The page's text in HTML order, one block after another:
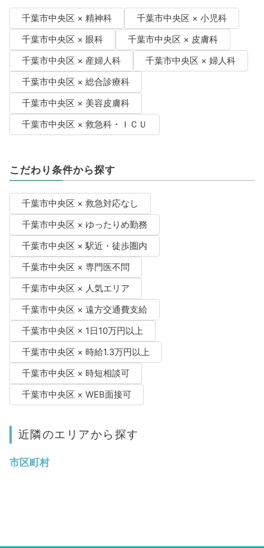
千葉市中央区 × 精神科
千葉市中央区 × 小児科
千葉市中央区 × 眼科
千葉市中央区 × 皮膚科
千葉市中央区 × 産婦人科
千葉市中央区 × 婦人科
千葉市中央区 × 総合診療科
千葉市中央区 × 美容皮膚科
千葉市中央区 × 救急科・ＩＣＵ
こだわり条件から探す
千葉市中央区 × 救急対応なし
千葉市中央区 × ゆったりめ勤務
千葉市中央区 × 駅近・徒歩圏内
千葉市中央区 × 専門医不問
千葉市中央区 × 人気エリア
千葉市中央区 × 遠方交通費支給
千葉市中央区 × 1日10万円以上
千葉市中央区 × 時給1.3万円以上
千葉市中央区 × 時短相談可
千葉市中央区 × WEB面接可
近隣のエリアから探す
市区町村